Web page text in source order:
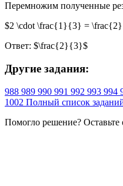
Перемножим полученные
$2 \cdot \frac{1}{3} =
Ответ: $\frac{2}{3}$
Другие задания:
988 989 990 991 992 993 994
1002 Полный список
Помогло решение? Оставьте